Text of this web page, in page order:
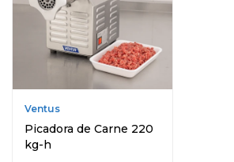
Ventus
Picadora de Carne 220
kg-h